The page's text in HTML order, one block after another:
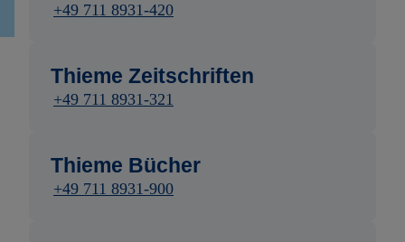
+49 711 8931-420
Thieme Zeitschriften
+49 711 8931-321
Thieme Bücher
+49 711 8931-900